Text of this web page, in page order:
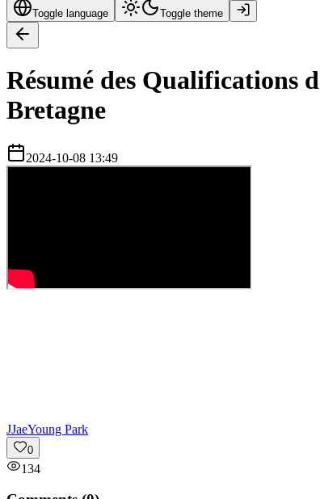
Toggle language Toggle theme
Résumé des Qualifications
Bretagne
2024-10-08 13:49
JJaeYoung Park
0
134